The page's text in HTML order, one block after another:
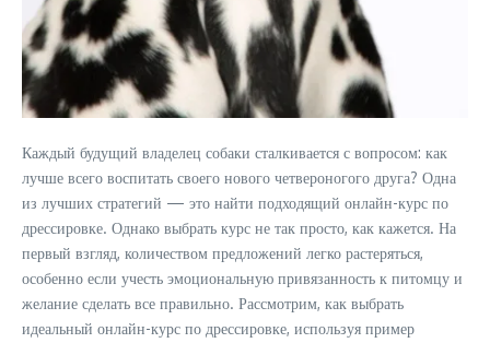
Каждый будущий владелец собаки сталкивается с вопросом: как
лучше всего воспитать своего нового четвероногого друга? Одна
из лучших стратегий — это найти подходящий онлайн-курс по
дрессировке. Однако выбрать курс не так просто, как кажется. На
первый взгляд, количеством предложений легко растеряться,
особенно если учесть эмоциональную привязанность к питомцу и
желание сделать все правильно. Рассмотрим, как выбрать
идеальный онлайн-курс по дрессировке, используя пример